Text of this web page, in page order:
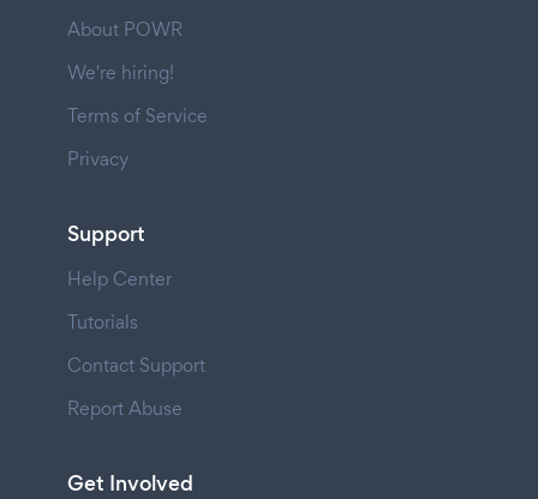
About POWR
We're hiring!
Terms of Service
Privacy
Support
Help Center
Tutorials
Contact Support
Report Abuse
Get Involved